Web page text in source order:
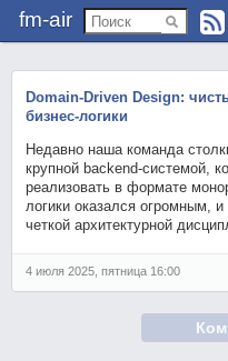
fm-air
Domain-Driven Design:
бизнес-логики
Недавно наша команда
крупной backend-системой,
реализовать в формате
логики оказался огромным,
четкой архитектурной
4 июля 2025, пятница 16:00